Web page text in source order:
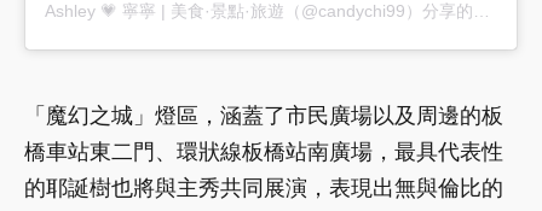
Ashley 💗 寧寧 | 美食·景點·旅遊（@candychi99）分享的貼文
「魔幻之城」燈區，涵蓋了市民廣場以及周邊的板
橋車站東二門、環狀線板橋站南廣場，最具代表性
的耶誕樹也將與主秀共同展演，表現出無與倫比的